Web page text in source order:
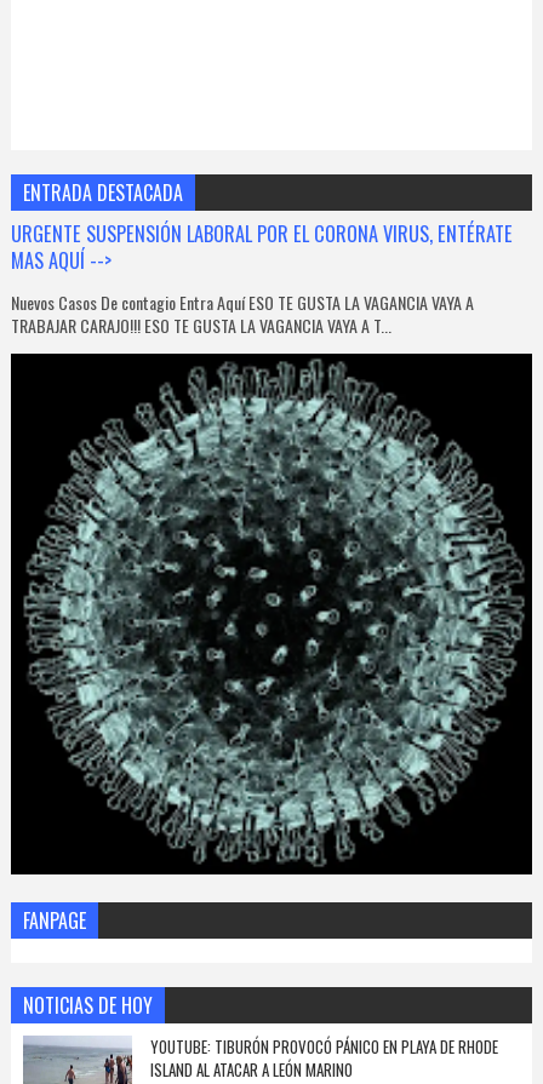
ENTRADA DESTACADA
URGENTE SUSPENSIÓN LABORAL POR EL CORONA VIRUS, ENTÉRATE
MAS AQUÍ -->
Nuevos Casos De contagio Entra Aquí ESO TE GUSTA LA VAGANCIA VAYA A
TRABAJAR CARAJO!!! ESO TE GUSTA LA VAGANCIA VAYA A T...
FANPAGE
NOTICIAS DE HOY
YOUTUBE: TIBURÓN PROVOCÓ PÁNICO EN PLAYA DE RHODE
ISLAND AL ATACAR A LEÓN MARINO